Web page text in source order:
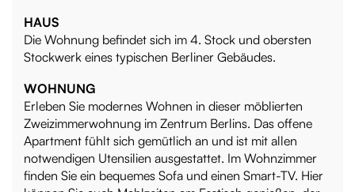
HAUS
Die Wohnung befindet sich im 4. Stock und obersten
Stockwerk eines typischen Berliner Gebäudes.
WOHNUNG
Erleben Sie modernes Wohnen in dieser möblierten
Zweizimmerwohnung im Zentrum Berlins. Das offene
Apartment fühlt sich gemütlich an und ist mit allen
notwendigen Utensilien ausgestattet. Im Wohnzimmer
finden Sie ein bequemes Sofa und einen Smart-TV. Hier